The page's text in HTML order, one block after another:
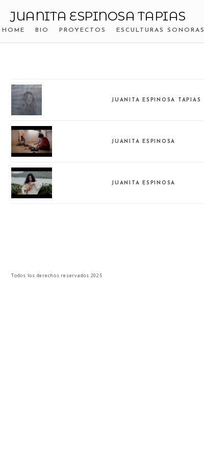
JUANITA ESPINOSA TAPIAS
HOME BIO PROYECTOS ESCULTURAS SONORAS
JUANITA ESPINOSA TAPIAS
JUANITA ESPINOSA
JUANITA ESPINOSA
Todos los derechos reservados 2025